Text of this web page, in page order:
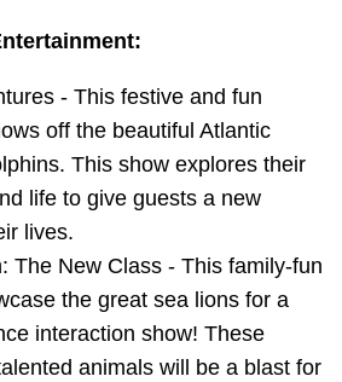
- This festive and fun
off the beautiful Atlantic
This show explores their
life to give guests a new
lives.
The New Class - This family-fun
the great sea lions for a
interaction show! These
animals will be a blast for